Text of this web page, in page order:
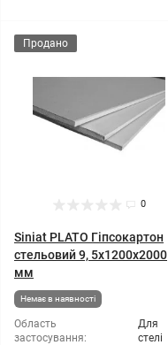
Продано
0
Siniat PLATO Гіпсокартон
стельовий 9, 5x1200x2000
мм
Немає в наявності
Область
застосування:
Для
стелі